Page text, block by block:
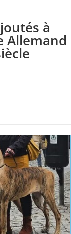
à
Allemand